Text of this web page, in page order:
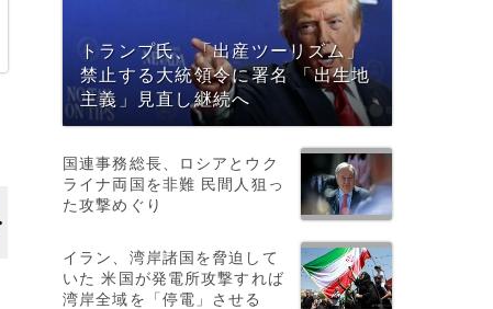
トランプ氏、「出産ツーリズム」
禁止する大統領令に署名 「出生地
主義」見直し継続へ
国連事務総長、ロシアとウク
ライナ両国を非難 民間人狙っ
た攻撃めぐり
イラン、湾岸諸国を脅迫して
いた 米国が発電所攻撃すれば
湾岸全域を「停電」させる